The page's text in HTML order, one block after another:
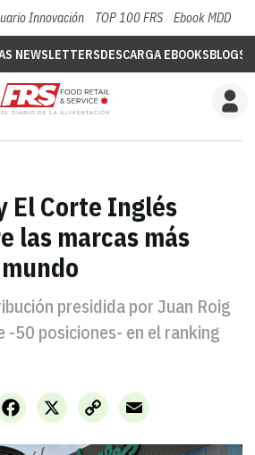
Innovación TOP 100 FRS Ebook MDD
NEWSLETTERSDESCARGA EBOOKSBLOGS
El Corte Inglés
las marcas más
presidida por Juan Roig
-50 posiciones- en el ranking
X
Facebook
Copy
Link
Email